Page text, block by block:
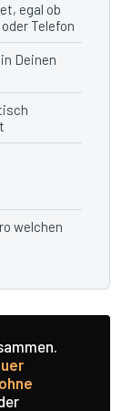
egal ob
Telefon
Deinen
welchen